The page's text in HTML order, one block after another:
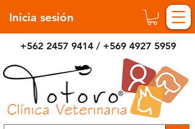
Inicia sesión
+562 2457 9414 / +569 4927 5959